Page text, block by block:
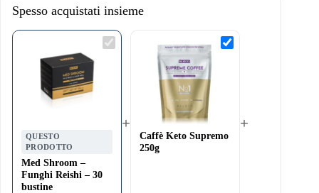
Spesso acquistati insieme
Med
Shroom
QUESTO
PRODOTTO
Med Shroom –
Funghi Reishi – 30
bustine
+
Caffè
Keto
Caffè Keto Supremo
250g
+